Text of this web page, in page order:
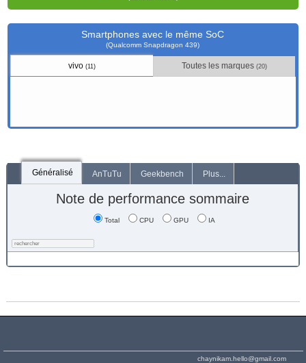
Smartphones avec le même SoC
(Qualcomm Snapdragon 439)
vivo(11) Toutes les marques(20)
Généralisé AnTuTu Geekbench Plus...
Note de performance sommaire
Total CPU GPU IA
chaynikam.hello@gmail.com